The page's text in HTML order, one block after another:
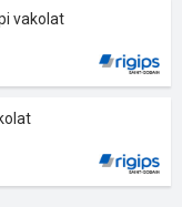
vakolat